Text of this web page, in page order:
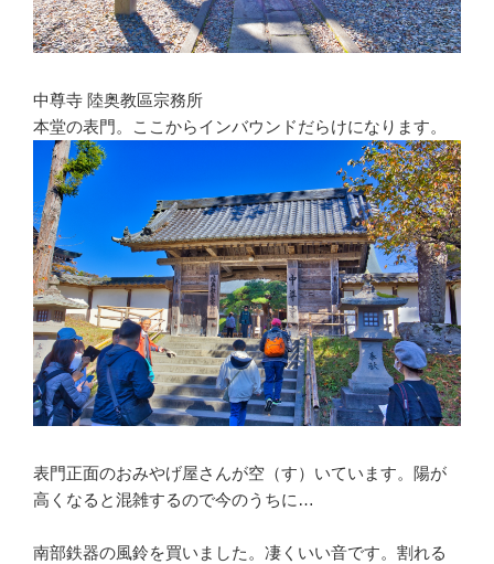
中尊寺 陸奥教區宗務所
本堂の表門。ここからインバウンドだらけになります。
表門正面のおみやげ屋さんが空（す）いています。陽が
高くなると混雑するので今のうちに…
南部鉄器の風鈴を買いました。凄くいい音です。割れる